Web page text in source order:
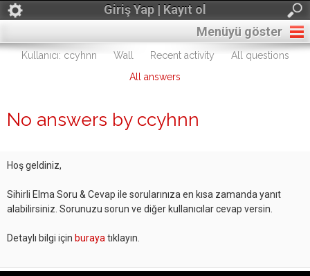
Giriş Yap | Kayıt ol
Menüyü göster
Kullanıcı: ccyhnn Wall Recent activity
All questions
All answers
No answers by ccyhnn
Hoş geldiniz,
Sihirli Elma Soru & Cevap ile sorularınıza en kısa zamanda yanıt
alabilirsiniz. Sorunuzu sorun ve diğer kullanıcılar cevap versin.
Detaylı bilgi için buraya tıklayın.